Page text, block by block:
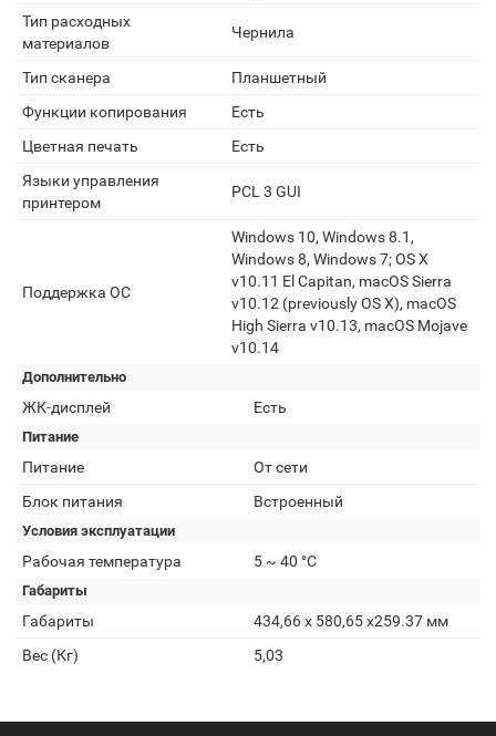
Тип расходных
материалов
Чернила
Тип сканера
Планшетный
Функции копирования
Есть
Цветная печать
Есть
Языки управления
принтером
PCL 3 GUI
Поддержка ОС
Windows 10, Windows 8.1,
Windows 8, Windows 7; OS X
v10.11 El Capitan, macOS Sierra
v10.12 (previously OS X), macOS
High Sierra v10.13, macOS Mojave
v10.14
Дополнительно
ЖК-дисплей Есть
Питание
Питание
От сети
Блок питания
Встроенный
Условия эксплуатации
Рабочая температура 5 ~ 40 °C
Габариты
Габариты
434,66 x 580,65 x259.37 мм
Вес (Кг)
5,03